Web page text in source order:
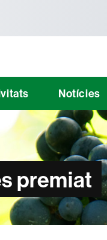
Notícies
premiat